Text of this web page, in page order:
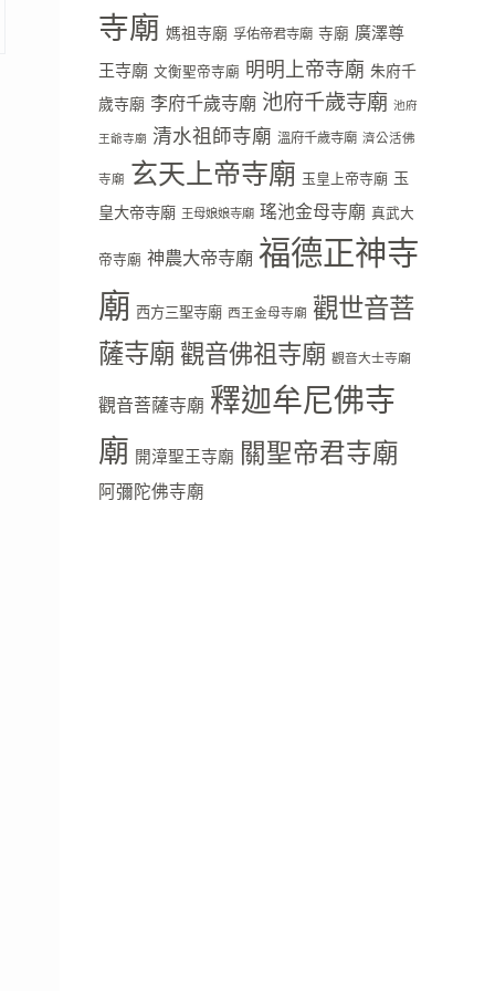
寺廟 媽祖寺廟 孚佑帝君寺廟 寺廟 廣澤尊
王寺廟 文衡聖帝寺廟 明明上帝寺廟 朱府千
歲寺廟 李府千歲寺廟 池府千歲寺廟 池府
王爺寺廟 清水祖師寺廟 溫府千歲寺廟 濟公活佛
寺廟 玄天上帝寺廟 玉皇上帝寺廟 玉
皇大帝寺廟 王母娘娘寺廟 瑤池金母寺廟 真武大
帝寺廟 神農大帝寺廟 福德正神寺
廟 西方三聖寺廟 西王金母寺廟 觀世音菩
薩寺廟觀音佛祖寺廟 觀音大士寺廟
觀音菩薩寺廟 釋迦牟尼佛寺
廟 開漳聖王寺廟 關聖帝君寺廟
阿彌陀佛寺廟